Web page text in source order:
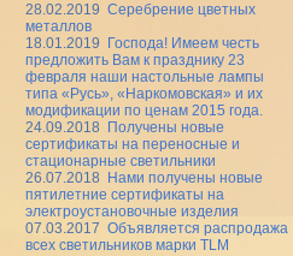
28.02.2019 Серебрение цветных
металлов
18.01.2019
Господа! Имеем честь
предложить Вам к празднику 23
февраля наши настольные лампы
типа «Русь», «Наркомовская» и их
модификации по ценам 2015 года.
24.09.2018
Получены новые
сертификаты на переносные и
стационарные светильники
26.07.2018
Нами получены новые
пятилетние сертификаты на
электроустановочные изделия
07.03.2017 Объявляется распродажа
всех светильников марки TLM